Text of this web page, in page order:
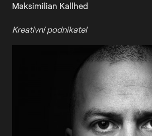
Maksimilian Kallhed
Kreativní podnikatel